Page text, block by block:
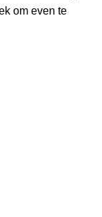
om even te